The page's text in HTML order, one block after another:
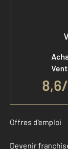
8,6/
Offres d'emploi
Devenir